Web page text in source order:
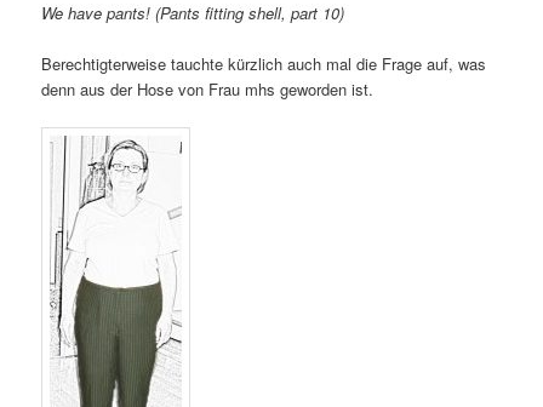
We have pants! (Pants fitting shell, part 10)
Berechtigterweise tauchte kürzlich auch mal die Frage auf, was
denn aus der Hose von Frau mhs geworden ist.